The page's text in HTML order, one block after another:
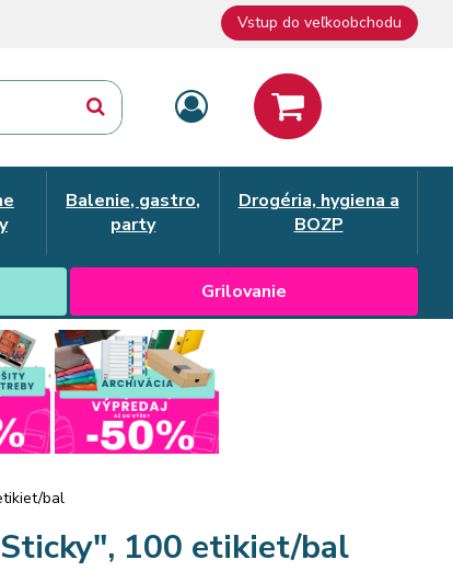
Vstup do veľkoobchodu
Balenie, gastro,
party
Drogéria, hygiena a
BOZP
Grilovanie
bal
100 etikiet/bal